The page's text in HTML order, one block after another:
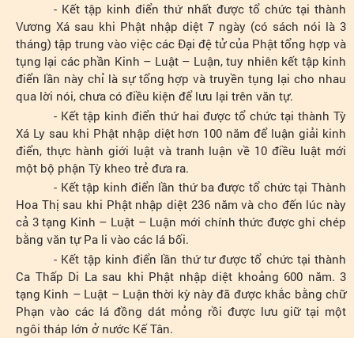
- Kết tập kinh điển thứ nhất được tổ chức tại thành
Vương Xá sau khi Phật nhập diệt 7 ngày (có sách nói là 3
tháng) tập trung vào việc các Đại đệ tử của Phật tổng hợp và
tụng lại các phần Kinh – Luật – Luận, tuy nhiên kết tập kinh
điển lần này chỉ là sự tổng hợp và truyền tụng lại cho nhau
qua lời nói, chưa có điều kiện để lưu lại trên văn tự.
- Kết tập kinh điển thứ hai được tổ chức tại thành Tỳ
Xá Ly sau khi Phật nhập diệt hơn 100 năm để luận giải kinh
điển, thực hành giới luật và tranh luận về 10 điều luật mới
một bộ phận Tỳ kheo trẻ đưa ra.
- Kết tập kinh điển lần thứ ba được tổ chức tại Thành
Hoa Thị sau khi Phật nhập diệt 236 năm và cho đến lúc này
cả 3 tạng Kinh – Luật – Luận mới chính thức được ghi chép
bằng văn tự Pa li vào các lá bối.
- Kết tập kinh điển lần thứ tư được tổ chức tại thành
Ca Thấp Di La sau khi Phật nhập diệt khoảng 600 năm. 3
tạng Kinh – Luật – Luận thời kỳ này đã được khắc bằng chữ
Phạn vào các lá đồng dát mỏng rồi được lưu giữ tại một
ngôi tháp lớn ở nước Kế Tân.